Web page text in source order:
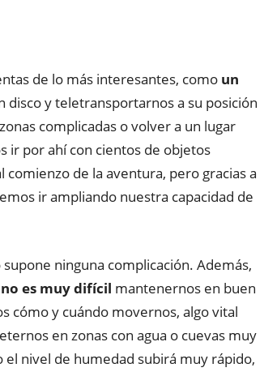
de lo más interesantes, como un
disco y teletransportarnos a su posición
complicadas o volver a un lugar
ir por ahí con cientos de objetos
de la aventura, pero gracias a
ir ampliando nuestra capacidad de
supone ninguna complicación. Además,
es muy difícil mantenernos en buen
cómo y cuándo movernos, algo vital
en zonas con agua o cuevas muy
nivel de humedad subirá muy rápido,